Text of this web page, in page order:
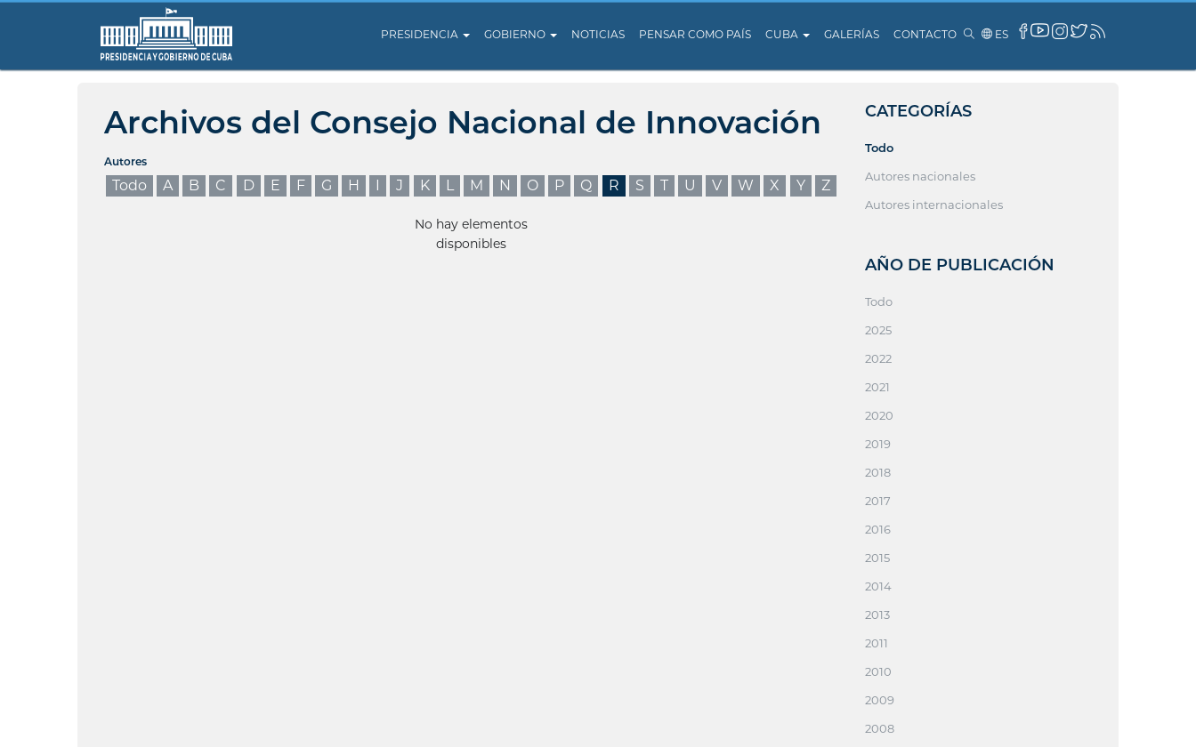
PRESIDENCIA GOBIERNO NOTICIAS PENSAR COMO PAÍS CUBA GALERÍAS CONTACTO ES
Archivos del Consejo Nacional de Innovación
Autores
Todo A B C D E F G H I J K L M N O P Q R S T U V W X Y Z
No hay elementos
disponibles
CATEGORÍAS
Todo
Autores nacionales
Autores internacionales
AÑO DE PUBLICACIÓN
Todo
2025
2022
2021
2020
2019
2018
2017
2016
2015
2014
2013
2011
2010
2009
2008